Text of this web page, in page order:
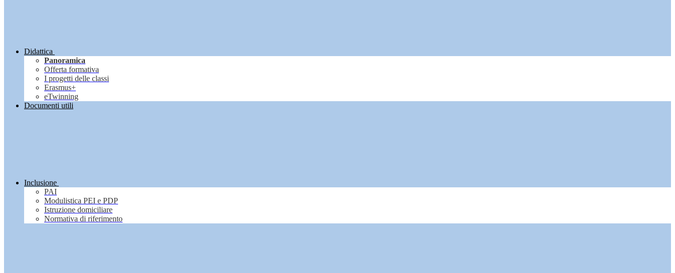
Didattica
Panoramica
Offerta formativa
I progetti delle classi
Erasmus+
eTwinning
Documenti utili
Inclusione
PAI
Modulistica PEI e PDP
Istruzione domiciliare
Normativa di riferimento